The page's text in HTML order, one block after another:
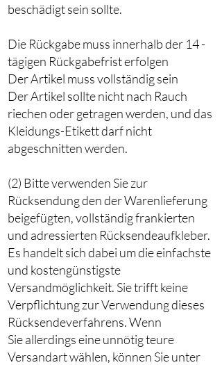
beschädigt sein sollte.
Die Rückgabe muss innerhalb der 14 -
tägigen Rückgabefrist erfolgen
Der Artikel muss vollständig sein
Der Artikel sollte nicht nach Rauch
riechen oder getragen werden, und das
Kleidungs-Etikett darf nicht
abgeschnitten werden.
(2) Bitte verwenden Sie zur
Rücksendung den der Warenlieferung
beigefügten, vollständig frankierten
und adressierten Rücksendeaufkleber.
Es handelt sich dabei um die einfachste
und kostengünstigste
Versandmöglichkeit. Sie trifft keine
Verpflichtung zur Verwendung dieses
Rücksendeverfahrens. Wenn
Sie allerdings eine unnötig teure
Versandart wählen, können Sie unter